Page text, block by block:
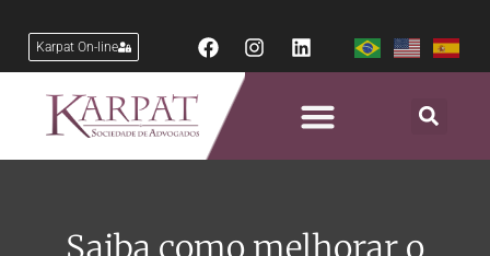
Karpat On-line
Saiba como melhorar o